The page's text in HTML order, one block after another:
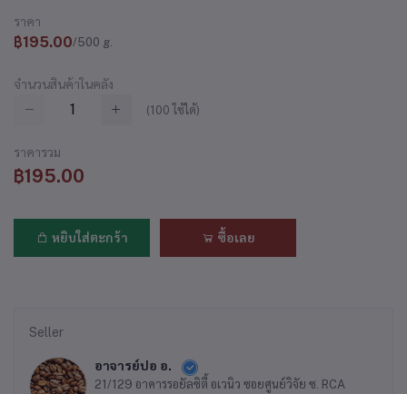
ราคา
฿195.00/500 g.
จำนวนสินค้าในคลัง
(100 ใช้ได้)
ราคารวม
฿195.00
หยิบใส่ตะกร้า ซื้อเลย
Seller
อาจารย์ปอ อ.
21/129 อาคารรอยัลซิตี้ อเวนิว ซอยศูนย์วิจัย ซ. RCA